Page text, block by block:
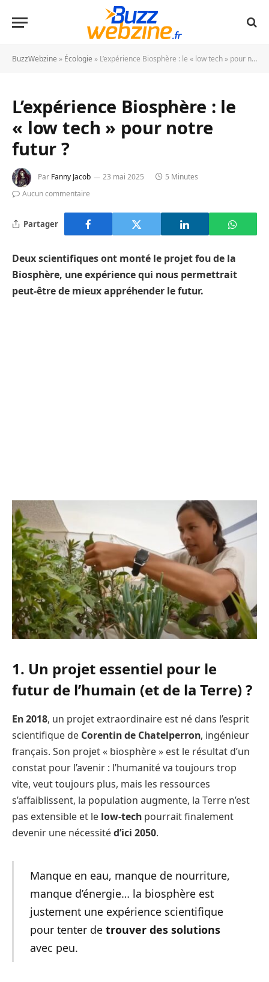
BuzzWebzine » Écologie » L’expérience Biosphère : le « low tech » pour notre futur ?
L’expérience Biosphère : le
« low tech » pour notre
futur ?
Par Fanny Jacob 23 mai 2025
5 Minutes
Aucun commentaire
Partager
Deux scientifiques ont monté le projet fou de la
Biosphère, une expérience qui nous permettrait
peut-être de mieux appréhender le futur.
1. Un projet essentiel pour le
futur de l’humain (et de la Terre) ?
En 2018, un projet extraordinaire est né dans l’esprit
scientifique de Corentin de Chatelperron, ingénieur
français. Son projet « biosphère » est le résultat d’un
constat pour l’avenir : l’humanité va toujours trop
vite, veut toujours plus, mais les ressources
s’affaiblissent, la population augmente, la Terre n’est
pas extensible et le low-tech pourrait finalement
devenir une nécessitéd’ici 2050.
Manque en eau, manque de nourriture,
manque d’énergie… la biosphère est
justement une expérience scientifique
pour tenter detrouver des solutions
avec peu.